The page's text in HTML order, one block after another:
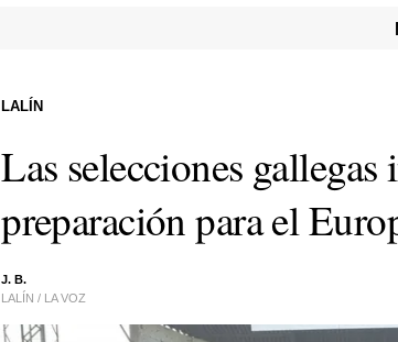
Las selecciones
preparación para el
J. B.
LALÍN / LA VOZ
LALÍN